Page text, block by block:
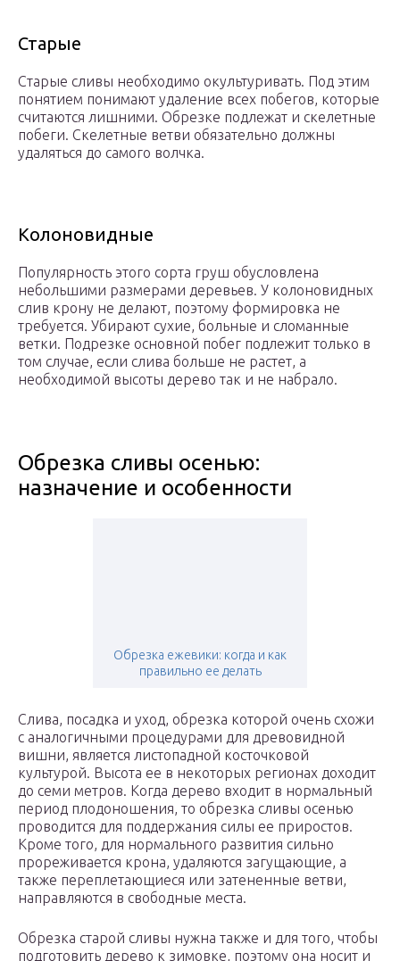
Старые
Старые сливы необходимо окультуривать. Под этим
понятием понимают удаление всех побегов, которые
считаются лишними. Обрезке подлежат и скелетные
побеги. Скелетные ветви обязательно должны
удаляться до самого волчка.
Колоновидные
Популярность этого сорта груш обусловлена
небольшими размерами деревьев. У колоновидных
слив крону не делают, поэтому формировка не
требуется. Убирают сухие, больные и сломанные
ветки. Подрезке основной побег подлежит только в
том случае, если слива больше не растет, а
необходимой высоты дерево так и не набрало.
Обрезка сливы осенью:
назначение и особенности
Обрезка ежевики: когда и как
правильно ее делать
Слива, посадка и уход, обрезка которой очень схожи
с аналогичными процедурами для древовидной
вишни, является листопадной косточковой
культурой. Высота ее в некоторых регионах доходит
до семи метров. Когда дерево входит в нормальный
период плодоношения, то обрезка сливы осенью
проводится для поддержания силы ее приростов.
Кроме того, для нормального развития сильно
прореживается крона, удаляются загущающие, а
также переплетающиеся или затененные ветви,
направляются в свободные места.
Обрезка старой сливы нужна также и для того, чтобы
подготовить дерево к зимовке, поэтому она носит и